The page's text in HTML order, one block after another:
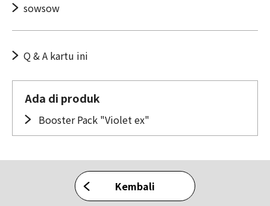
sowsow
Q & A kartu ini
Ada di produk
Booster Pack "Violet ex"
Kembali